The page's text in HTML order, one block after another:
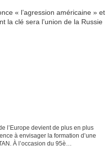
l’Europe devient de plus en plus
à envisager la formation d’une
À l’occasion du 95è